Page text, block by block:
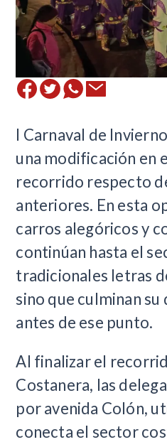
l Carnaval de
una modificación en
recorrido respecto
anteriores. En esta
carros alegóricos y
continúan hasta el
tradicionales letras
sino que culminan
antes de ese punto.
Al finalizar el
Costanera, las
por avenida Colón,
conecta el sector